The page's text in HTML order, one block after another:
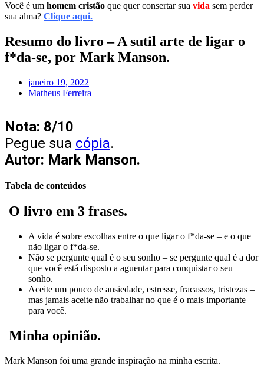
Você é um homem cristão que quer consertar sua vida sem perder
sua alma? Clique aqui.
Resumo do livro – A sutil arte de ligar o
f*da-se, por Mark Manson.
janeiro 19, 2022
Matheus Ferreira
Nota: 8/10
Pegue sua cópia.
Autor: Mark Manson.
Tabela de conteúdos
O livro em 3 frases.
A vida é sobre escolhas entre o que ligar o f*da-se – e o que
não ligar o f*da-se.
Não se pergunte qual é o seu sonho – se pergunte qual é a dor
que você está disposto a aguentar para conquistar o seu
sonho.
Aceite um pouco de ansiedade, estresse, fracassos, tristezas –
mas jamais aceite não trabalhar no que é o mais importante
para você.
Minha opinião.
Mark Manson foi uma grande inspiração na minha escrita.